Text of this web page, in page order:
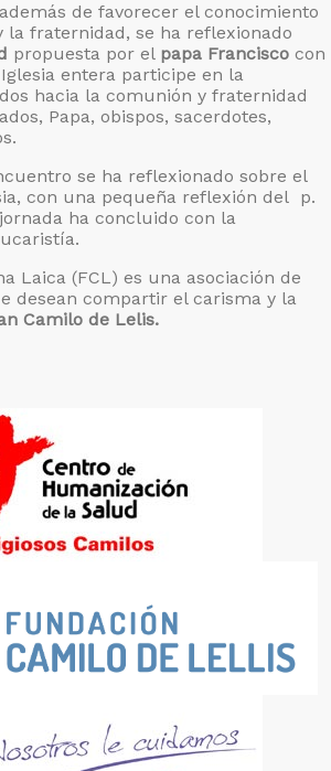
de favorecer el conocimiento
la fraternidad, se ha reflexionado
propuesta por el papa Francisco con
entera participe en la
hacia la comunión y fraternidad
Papa, obispos, sacerdotes,
se ha reflexionado sobre el
con una pequeña reflexión del p.
ha concluido con la
Laica (FCL) es una asociación de
desean compartir el carisma y la
Camilo de Lelis.